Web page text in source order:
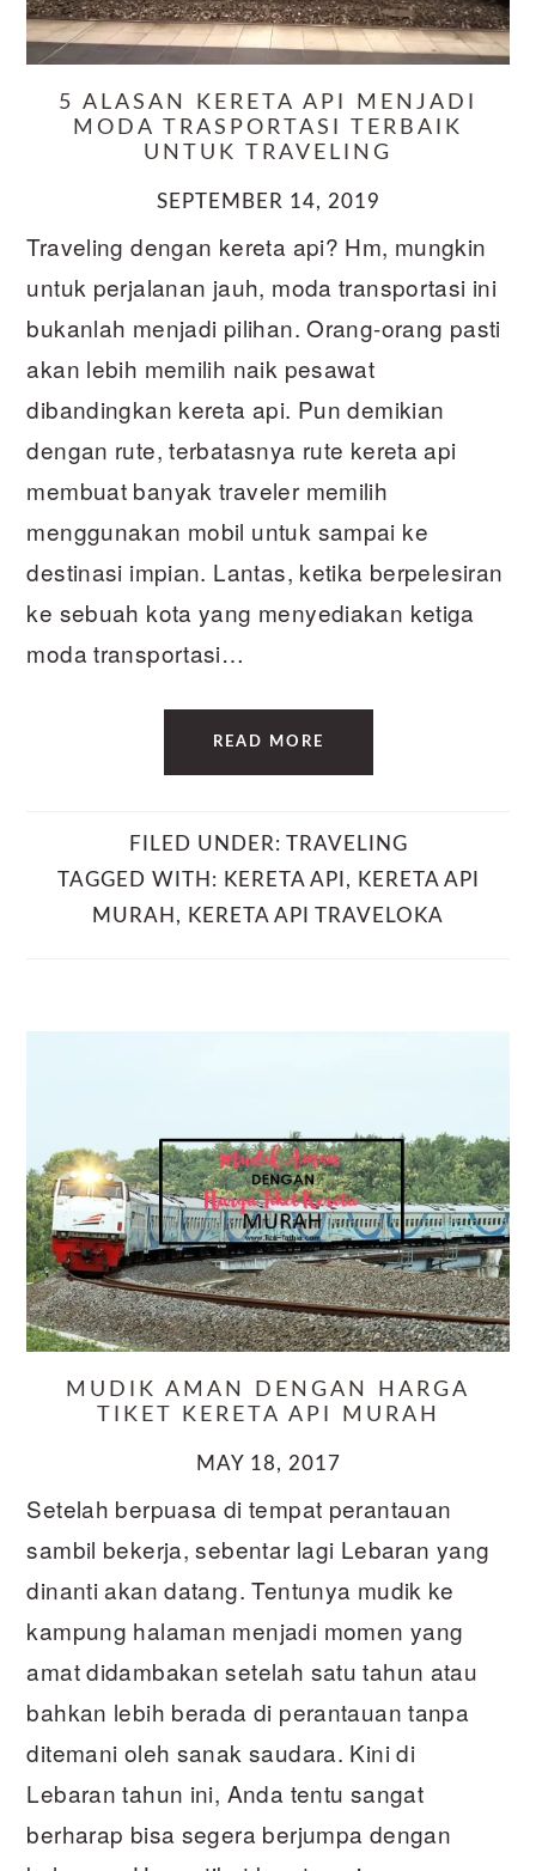
5 ALASAN KERETA API MENJADI
MODA TRASPORTASI TERBAIK
UNTUK TRAVELING
SEPTEMBER 14, 2019
Traveling dengan kereta api? Hm, mungkin
untuk perjalanan jauh, moda transportasi ini
bukanlah menjadi pilihan. Orang-orang pasti
akan lebih memilih naik pesawat
dibandingkan kereta api. Pun demikian
dengan rute, terbatasnya rute kereta api
membuat banyak traveler memilih
menggunakan mobil untuk sampai ke
destinasi impian. Lantas, ketika berpelesiran
ke sebuah kota yang menyediakan ketiga
moda transportasi…
READ MORE
FILED UNDER: TRAVELING
TAGGED WITH: KERETA API , KERETA API
MURAH , KERETA API TRAVELOKA
MUDIK AMAN DENGAN HARGA
TIKET KERETA API MURAH
MAY 18, 2017
Setelah berpuasa di tempat perantauan
sambil bekerja, sebentar lagi Lebaran yang
dinanti akan datang. Tentunya mudik ke
kampung halaman menjadi momen yang
amat didambakan setelah satu tahun atau
bahkan lebih berada di perantauan tanpa
ditemani oleh sanak saudara. Kini di
Lebaran tahun ini, Anda tentu sangat
berharap bisa segera berjumpa dengan